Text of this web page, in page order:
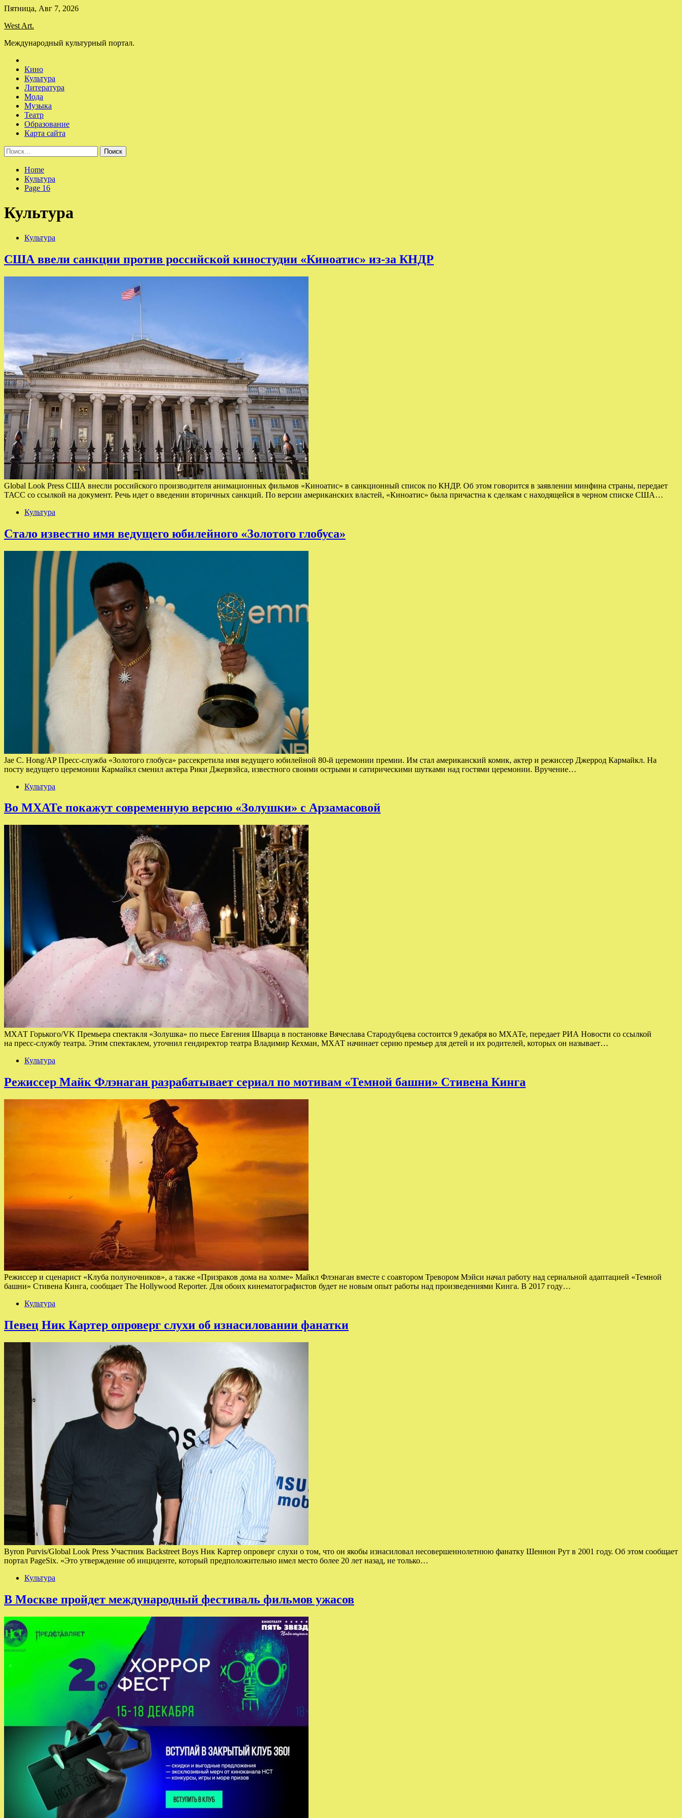
Skip
content
Пятница, Авг 7, 2026
West Art.
Международный культурный портал.
Кино
Культура
Литература
Мода
Музыка
Театр
Образование
Карта сайта
Найти:
Home
Культура
Page 16
Культура
Культура
США ввели санкции против российской киностудии «Киноатис» из-за КНДР
Global Look Press США внесли российского производителя анимационных фильмов «Киноатис» в санкционный список по КНДР. Об этом говорится в заявлении минфина страны, передает
ТАСС со ссылкой на документ. Речь идет о введении вторичных санкций. По версии американских властей, «Киноатис» была причастна к сделкам с находящейся в черном списке США…
Культура
Стало известно имя ведущего юбилейного «Золотого глобуса»
Jae C. Hong/AP Пресс-служба «Золотого глобуса» рассекретила имя ведущего юбилейной 80-й церемонии премии. Им стал американский комик, актер и режиссер Джеррод Кармайкл. На
посту ведущего церемонии Кармайкл сменил актера Рики Джервэйса, известного своими острыми и сатирическими шутками над гостями церемонии. Вручение…
Культура
Во МХАТе покажут современную версию «Золушки» с Арзамасовой
МХАТ Горького/VK Премьера спектакля «Золушка» по пьесе Евгения Шварца в постановке Вячеслава Стародубцева состоится 9 декабря во МХАТе, передает РИА Новости со ссылкой
на пресс-службу театра. Этим спектаклем, уточнил гендиректор театра Владимир Кехман, МХАТ начинает серию премьер для детей и их родителей, которых он называет…
Культура
Режиссер Майк Флэнаган разрабатывает сериал по мотивам «Темной башни» Стивена Кинга
Режиссер и сценарист «Клуба полуночников», а также «Призраков дома на холме» Майкл Флэнаган вместе с соавтором Тревором Мэйси начал работу над сериальной адаптацией «Темной
башни» Стивена Кинга, сообщает The Hollywood Reporter. Для обоих кинематографистов будет не новым опыт работы над произведениями Кинга. В 2017 году…
Культура
Певец Ник Картер опроверг слухи об изнасиловании фанатки
Byron Purvis/Global Look Press Участник Backstreet Boys Ник Картер опроверг слухи о том, что он якобы изнасиловал несовершеннолетнюю фанатку Шеннон Рут в 2001 году. Об этом сообщает
портал PageSix. «Это утверждение об инциденте, который предположительно имел место более 20 лет назад, не только…
Культура
В Москве пройдет международный фестиваль фильмов ужасов